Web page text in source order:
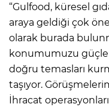
“Gulfood, küresel
araya geldiği çok
olarak burada
konumumuzu
doğru temasları
taşıyor.
İhracat